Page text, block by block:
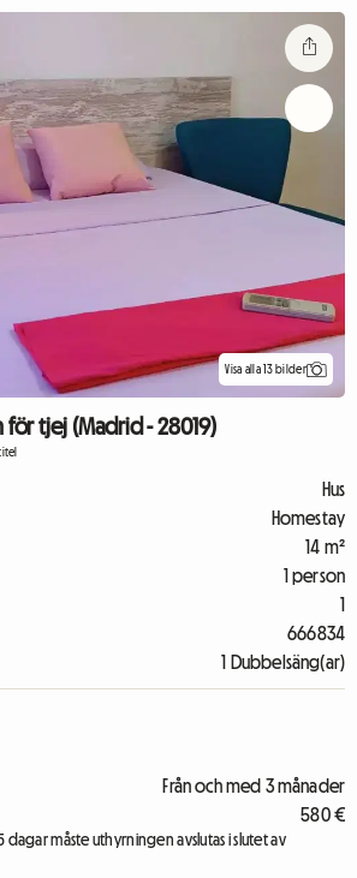
Visa alla 13 bilder
för tjej (Madrid - 28019)
Hus
Homestay
14 m²
1 person
1
666834
1 Dubbelsäng(ar)
Från och med 3 månader
580 €
måste uthyrningen avslutas i slutet av